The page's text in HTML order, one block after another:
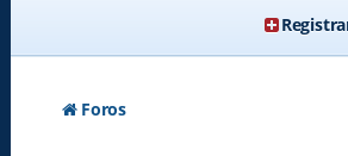
Foros